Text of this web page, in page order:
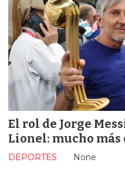
El rol de Jorge
Lionel: mucho más
None
DEPORTES